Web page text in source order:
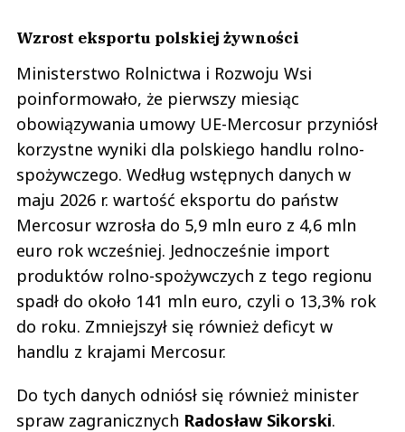
Wzrost eksportu polskiej żywności
Ministerstwo Rolnictwa i Rozwoju Wsi
poinformowało, że pierwszy miesiąc
obowiązywania umowy UE-Mercosur przyniósł
korzystne wyniki dla polskiego handlu rolno-
spożywczego. Według wstępnych danych w
maju 2026 r. wartość eksportu do państw
Mercosur wzrosła do 5,9 mln euro z 4,6 mln
euro rok wcześniej. Jednocześnie import
produktów rolno-spożywczych z tego regionu
spadł do około 141 mln euro, czyli o 13,3% rok
do roku. Zmniejszył się również deficyt w
handlu z krajami Mercosur.
Do tych danych odniósł się również minister
spraw zagranicznych Radosław Sikorski.